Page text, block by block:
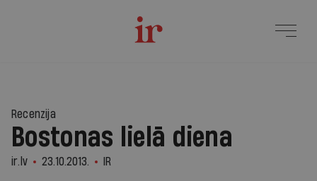
Recenzija
Bostonas lielā diena
ir.lv 23.10.2013. IR